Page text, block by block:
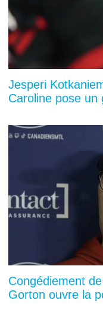
Jesperi
Caroline pose un
Congédiement
Gorton ouvre la